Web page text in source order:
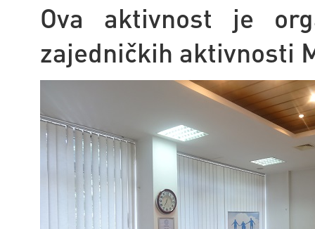
Ova aktivnost je
zajedničkih aktivnosti